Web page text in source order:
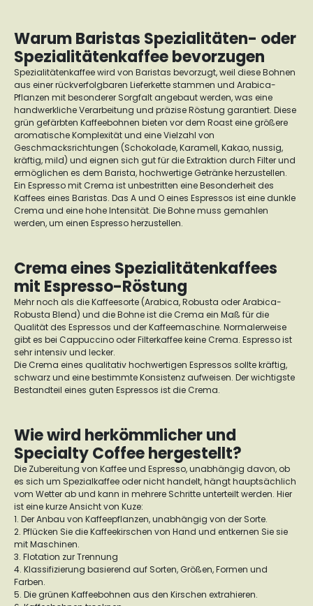
Warum Baristas Spezialitäten- oder
Spezialitätenkaffee bevorzugen
Spezialitätenkaffee wird von Baristas bevorzugt, weil diese Bohnen
aus einer rückverfolgbaren Lieferkette stammen und Arabica-
Pflanzen mit besonderer Sorgfalt angebaut werden, was eine
handwerkliche Verarbeitung und präzise Röstung garantiert. Diese
grün gefärbten Kaffeebohnen bieten vor dem Roast eine größere
aromatische Komplexität und eine Vielzahl von
Geschmacksrichtungen (Schokolade, Karamell, Kakao, nussig,
kräftig, mild) und eignen sich gut für die Extraktion durch Filter und
ermöglichen es dem Barista, hochwertige Getränke herzustellen.
Ein Espresso mit Crema ist unbestritten eine Besonderheit des
Kaffees eines Baristas. Das A und O eines Espressos ist eine dunkle
Crema und eine hohe Intensität. Die Bohne muss gemahlen
werden, um einen Espresso herzustellen.
Crema eines Spezialitätenkaffees
mit Espresso-Röstung
Mehr noch als die Kaffeesorte (Arabica, Robusta oder Arabica-
Robusta Blend) und die Bohne ist die Crema ein Maß für die
Qualität des Espressos und der Kaffeemaschine. Normalerweise
gibt es bei Cappuccino oder Filterkaffee keine Crema. Espresso ist
sehr intensiv und lecker.
Die Crema eines qualitativ hochwertigen Espressos sollte kräftig,
schwarz und eine bestimmte Konsistenz aufweisen. Der wichtigste
Bestandteil eines guten Espressos ist die Crema.
Wie wird herkömmlicher und
Specialty Coffee hergestellt?
Die Zubereitung von Kaffee und Espresso, unabhängig davon, ob
es sich um Spezialkaffee oder nicht handelt, hängt hauptsächlich
vom Wetter ab und kann in mehrere Schritte unterteilt werden. Hier
ist eine kurze Ansicht von Kuze:
1. Der Anbau von Kaffeepflanzen, unabhängig von der Sorte.
2. Pflücken Sie die Kaffeekirschen von Hand und entkernen Sie sie
mit Maschinen.
3. Flotation zur Trennung
4. Klassifizierung basierend auf Sorten, Größen, Formen und
Farben.
5. Die grünen Kaffeebohnen aus den Kirschen extrahieren.